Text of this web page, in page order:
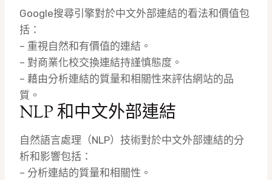
Google搜尋引擎對於中文外部連結的看法和價值包
括：
– 重視自然和有價值的連結。
– 對商業化校交換連結持謹慎態度。
– 藉由分析連結的質量和相關性來評估網站的品
質。
NLP 和中文外部連結
自然語言處理（NLP）技術對於中文外部連結的分
析和影響包括：
– 分析連結的質量和相關性。